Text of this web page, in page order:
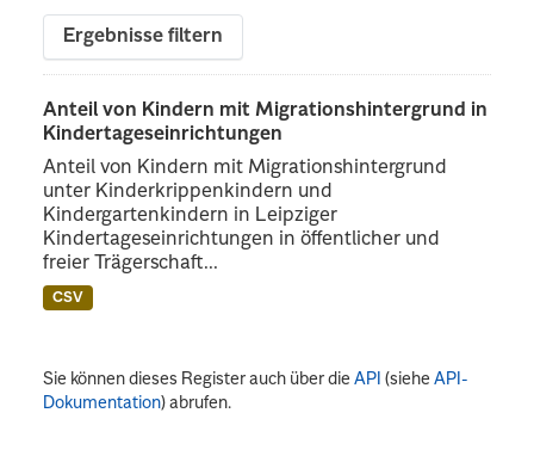
Ergebnisse filtern
Anteil von Kindern mit Migrationshintergrund in
Kindertageseinrichtungen
Anteil von Kindern mit Migrationshintergrund
unter Kinderkrippenkindern und
Kindergartenkindern in Leipziger
Kindertageseinrichtungen in öffentlicher und
freier Trägerschaft...
CSV
Sie können dieses Register auch über dieAPI (sieheAPI-
Dokumentation) abrufen.